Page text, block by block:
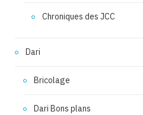
Chroniques des JCC
Dari
Bricolage
Dari Bons plans